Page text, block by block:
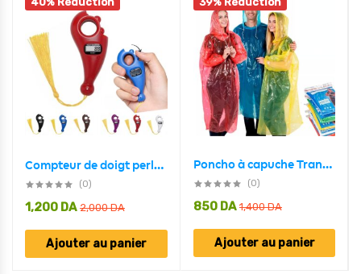
Compteur de doigt perle Tasbih islamique – جهاز تسبيح رقمي محمول، سبحة صلاة مع عداد رقمي
(0)
2,000DA
1,200 DA
Ajouter au panier
Poncho à capuche Transparent imperméable Pour Adulte protection d’urgence
(0)
1,400DA
850 DA
Ajouter au panier